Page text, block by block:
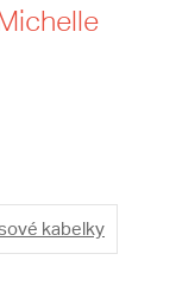
kabelky